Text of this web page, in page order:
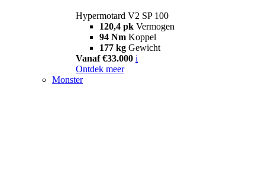
Hypermotard V2 SP 100
120,4 pk Vermogen
94 Nm Koppel
177 kg Gewicht
Vanaf €33.000 i
Ontdek meer
Monster